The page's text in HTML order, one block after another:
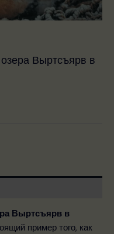
озера Выртсъярв в
Выртсъярв в
пример того, как